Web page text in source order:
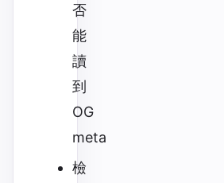
否
能
讀
到
OG
meta
檢